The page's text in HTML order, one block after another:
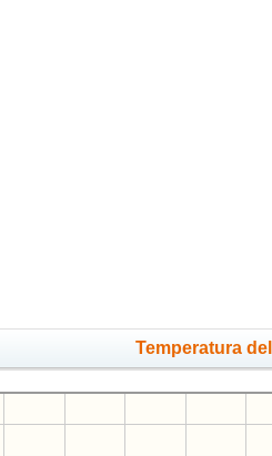
Temperatura